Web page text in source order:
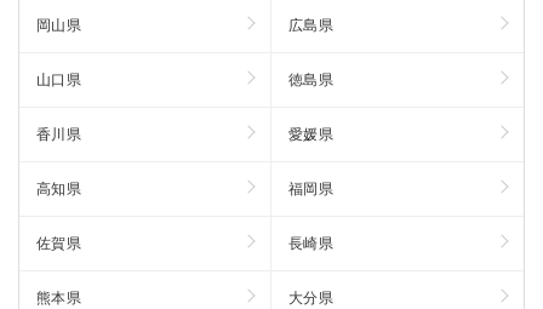
岡山県 広島県
山口県 徳島県
香川県 愛媛県
高知県 福岡県
佐賀県 長崎県
熊本県 大分県